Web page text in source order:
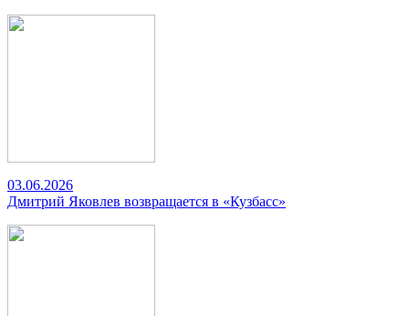
03.06.2026
Дмитрий Яковлев возвращается в «Кузбасс»